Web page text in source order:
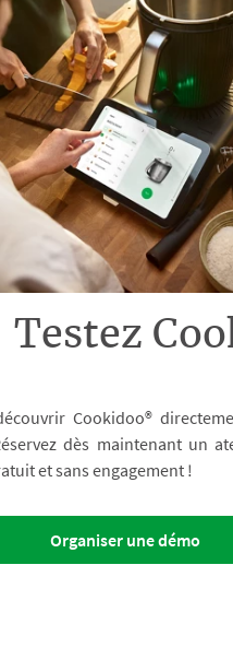
Testez
Cookidoo®
dès maintenant un
et sans engagement !
Organiser une démo